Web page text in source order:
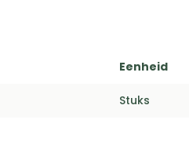
Eenheid
Stuks